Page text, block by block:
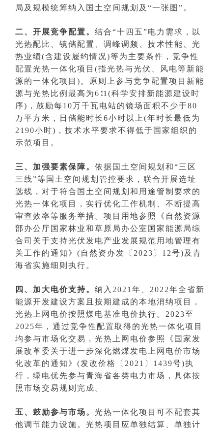
局及规模统筹纳入国土空间规划及“一张图”。
二、开展竞争配置。 结合“十四五”电力需求，以
光热配比、镜储配置、调峰调频、技术性能、光
热业绩(含建设履约情况)等为主要条件，竞争性
配置光热一体化项目(指光热与光伏、风电等新能
源的一体化项目)。原则上参与竞争配置项目新能
源与光热比例最高为6∶1(科学安排新能源建设时
序)，鼓励每10万千瓦电站的镜场面积不少于80
万平方米，日储能时长6小时以上(年时长最低为
2190小时)，技术水平要求不得低于国家组织的
示范项目。
三、加强要素保障。 依据国土空间规划和“三区
三线”等国土空间规划管控要求，联合开展选址
选线，对于符合国土空间规划和用途管制要求的
光热一体化项目，实行优化工作机制、不断提高
审查效率等服务举措。项目用地参照《自然资源
部办公厅国家林业和草原局办公室国家能源局综
合司关于支持光伏发电产业发展规范用地管理有
关工作的通知》(自然资办发〔2023〕12号)及青
海省实施细则执行。
四、加大电价支持。 纳入2021年、2022年全省新
能源开发建设方案且按期建成的本地消纳项目，
光热上网电价按照煤电基准电价执行。2023至
2025年，通过竞争性配置取得的光热一体化项目
均参与市场化交易，光热上网电价参照《国家发
展改革委关于进一步深化燃煤发电上网电价市场
化改革的通知》(发改价格〔2021〕1439号)执
行，绿电优先参与青海省各类电力市场，具体按
照市场交易规则完成。
五、鼓励参与市场。 光热一体化项目可不配套其
他调节能力设施。光热项目应单独结算、单独计